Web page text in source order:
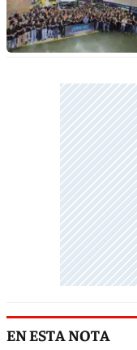
EN ESTA NOTA